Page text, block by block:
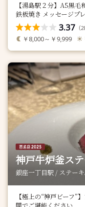
【湯島駅２分】A5黒
鉄板焼き メッセージプ
3.37 （
￥8,000～￥9,999
神戸牛炉釜ス
銀座一丁目駅 / ステー
【極上の“神戸ビーフ”